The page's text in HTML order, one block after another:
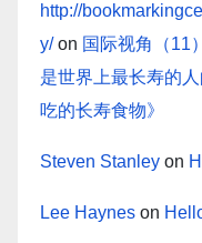
http://
y/on 国际视角（11
是世界上最长寿的
吃的长寿食物》
Steven Stanley on
Lee Haynes on